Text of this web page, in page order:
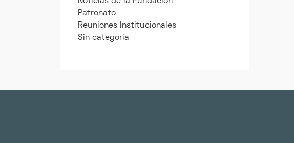
Patronato
Reuniones Institucionales
Sin categoría